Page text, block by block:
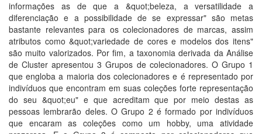
informações as de que a &quot;beleza, a versatilidade a
diferenciação e a possibilidade de se expressar" são metas
bastante relevantes para os colecionadores de marcas, assim
atributos como &quot;variedade de cores e modelos dos itens"
são muito valorizados. Por fim, a taxonomia derivada da Análise
de Cluster apresentou 3 Grupos de colecionadores. O Grupo 1
que engloba a maioria dos colecionadores e é representado por
indivíduos que encontram em suas coleções forte representação
do seu &quot;eu" e que acreditam que por meio destas as
pessoas lembrarão deles. O Grupo 2 é formado por indivíduos
que encaram as coleções como um hobby, uma atividade